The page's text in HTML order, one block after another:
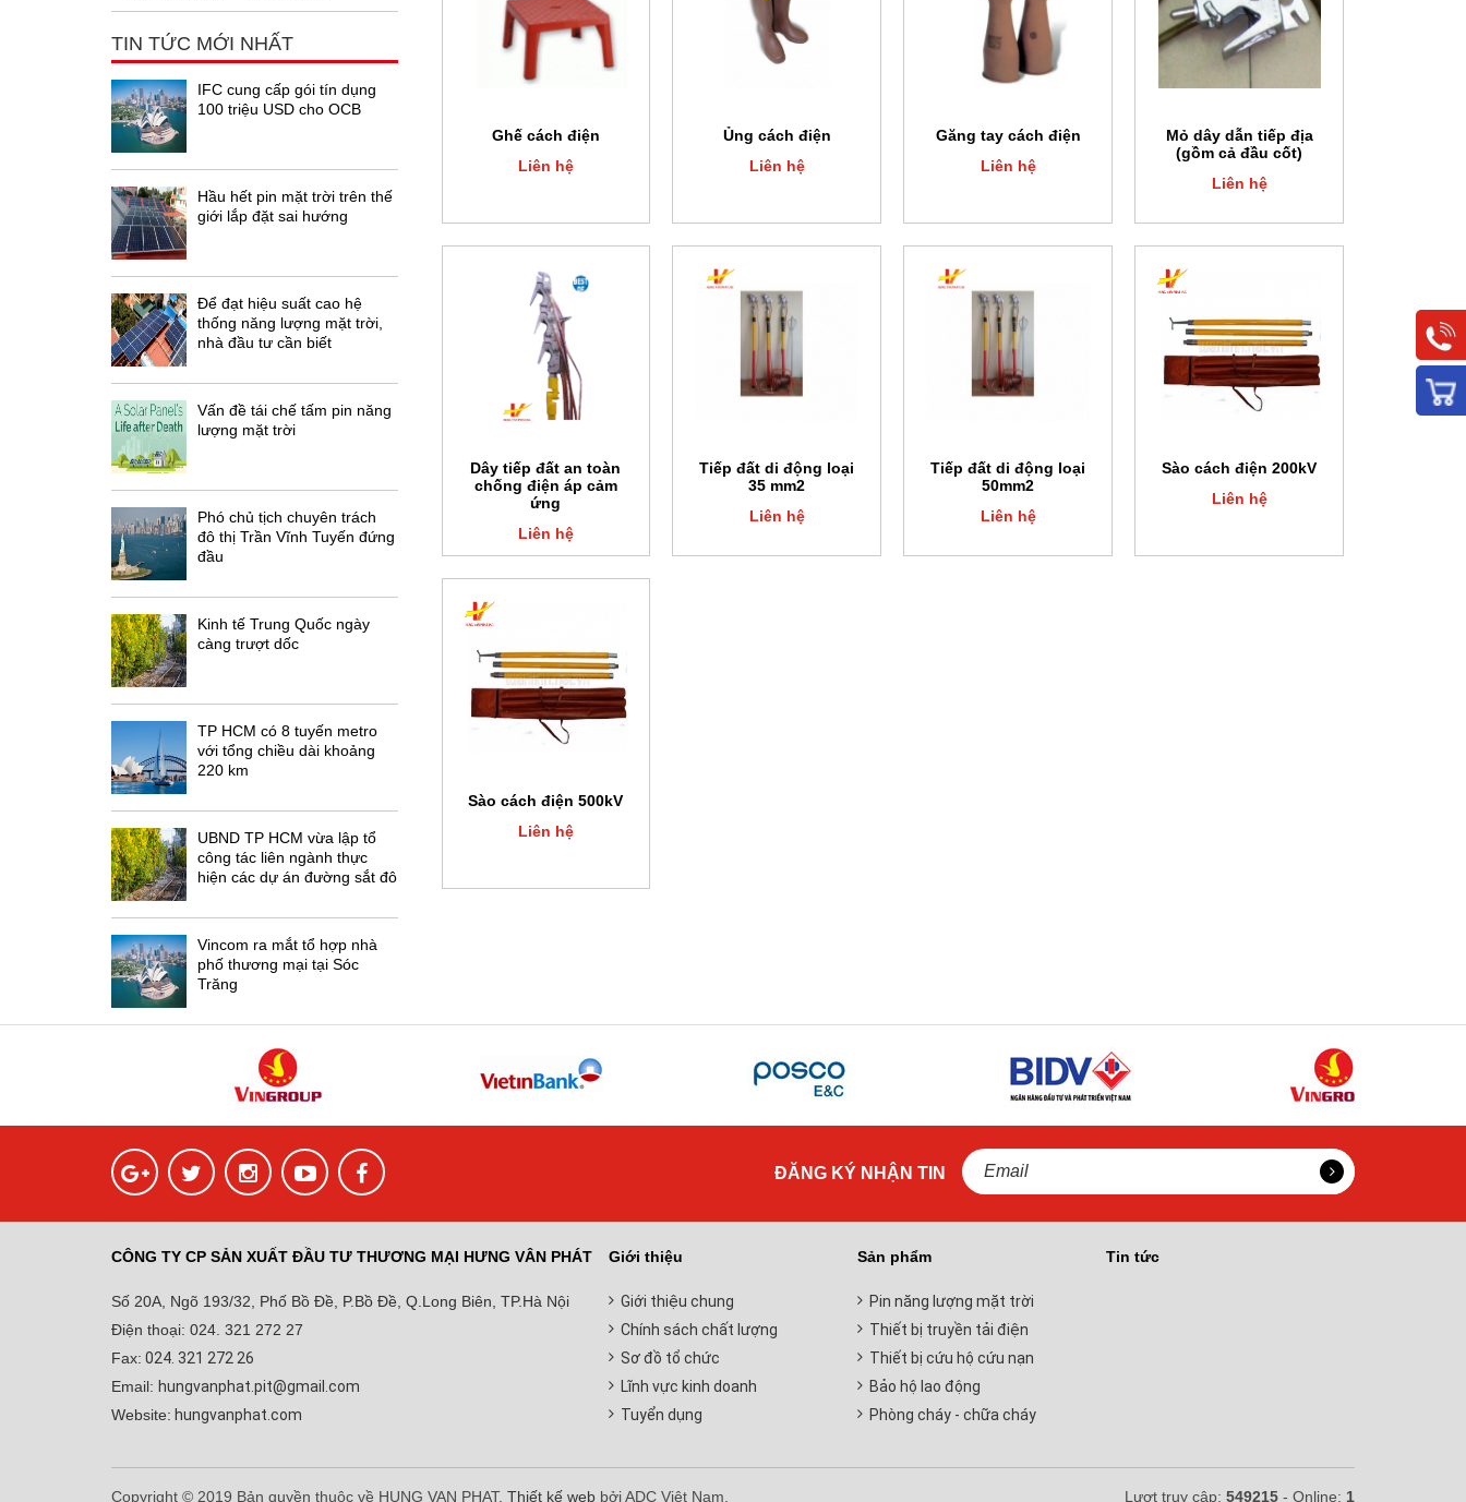
Ghế cách điện
Liên hệ
Ủng cách điện
Liên hệ
Găng tay cách điện
Liên hệ
Mỏ dây dẫn tiếp địa
(gồm cả đầu cốt)
Liên hệ
Dây tiếp đất an toàn
chống điện áp cảm
ứng
Liên hệ
Tiếp đất di động loại
35 mm2
Liên hệ
Tiếp đất di động loại
50mm2
Liên hệ
Sào cách điện 200kV
Liên hệ
Sào cách điện 500kV
Liên hệ
TIN TỨC MỚI NHẤT
IFC cung cấp gói tín dụng
100 triệu USD cho OCB
Hầu hết pin mặt trời trên thế
giới lắp đặt sai hướng
Để đạt hiệu suất cao hệ
thống năng lượng mặt trời,
nhà đầu tư cần biết
Vấn đề tái chế tấm pin năng
lượng mặt trời
Phó chủ tịch chuyên trách
đô thị Trần Vĩnh Tuyến đứng
đầu
Kinh tế Trung Quốc ngày
càng trượt dốc
TP HCM có 8 tuyến metro
với tổng chiều dài khoảng
220 km
UBND TP HCM vừa lập tổ
công tác liên ngành thực
hiện các dự án đường sắt đô
Vincom ra mắt tổ hợp nhà
phố thương mại tại Sóc
Trăng
ĐĂNG KÝ NHẬN TIN
CÔNG TY CP SẢN XUẤT ĐẦU TƯ THƯƠNG MẠI HƯNG VÂN PHÁT
Số 20A, Ngõ 193/32, Phố Bồ Đề, P.Bồ Đề, Q.Long Biên, TP.Hà Nội
Điện thoại: 024. 321 272 27
Fax: 024. 321 272 26
Email: hungvanphat.pit@gmail.com
Website: hungvanphat.com
Giới thiệu
Giới thiệu chung
Chính sách chất lượng
Sơ đồ tổ chức
Lĩnh vực kinh doanh
Tuyển dụng
Sản phẩm
Pin năng lượng mặt trời
Thiết bị truyền tải điện
Thiết bị cứu hộ cứu nạn
Bảo hộ lao động
Phòng cháy - chữa cháy
Tin tức
Copyright © 2019 Bản quyền thuộc về HUNG VAN PHAT. Thiết kế web bởi ADC Việt Nam. Lượt truy cập: 549215 - Online: 1